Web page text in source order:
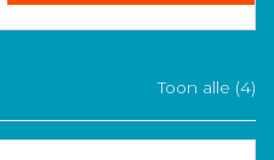
Toon alle (4)